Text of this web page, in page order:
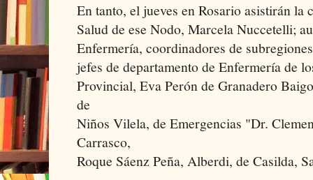
En tanto, el jueves en Rosario asistirán la
Salud de ese Nodo, Marcela Nuccetelli;
Enfermería, coordinadores de
jefes de departamento de Enfermería de
Provincial, Eva Perón de Granadero
de
Niños Vilela, de Emergencias "Dr.
Carrasco,
Roque Sáenz Peña, Alberdi, de Casilda,